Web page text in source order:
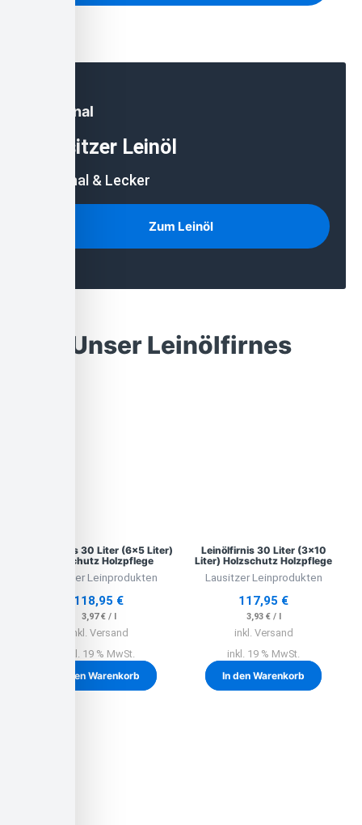
Regional
Lausitzer Leinöl
Regional & Lecker
Zum Leinöl
Unser Leinölfirnes
Leinölfirnis 30 Liter (6×5 Liter)
Holzschutz Holzpflege
Lausitzer Leinprodukten
118,95 €
3,97€/ l
inkl. Versand
inkl. 19 % MwSt.
In den Warenkorb
Leinölfirnis 30 Liter (3×10
Liter) Holzschutz Holzpflege
Lausitzer Leinprodukten
117,95 €
3,93 €/ l
inkl. Versand
inkl. 19 % MwSt.
In den Warenkorb